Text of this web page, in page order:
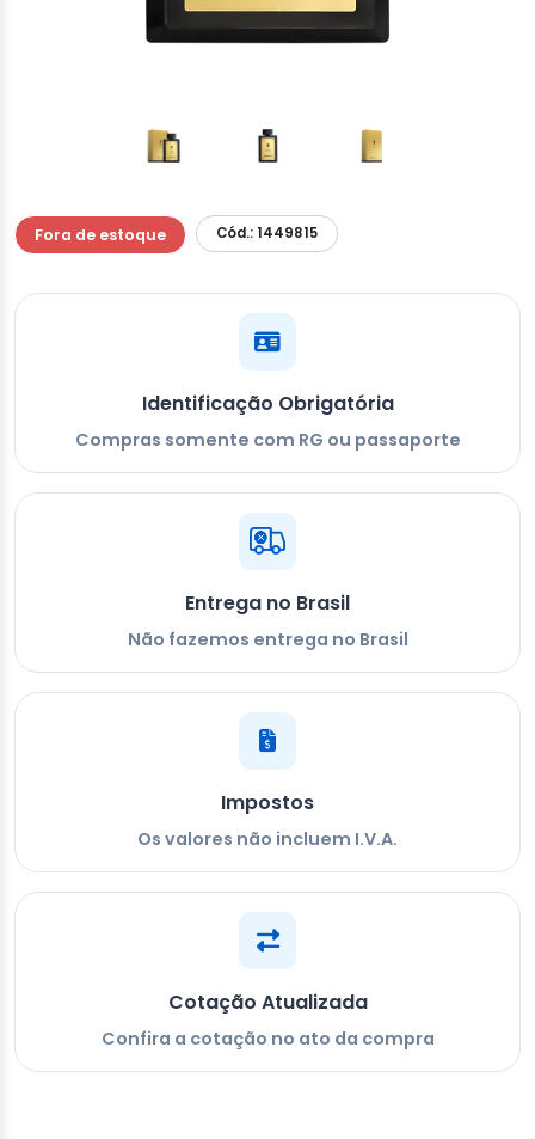
Fora de estoque Cód.: 1449815
Identificação Obrigatória
Compras somente com RG ou passaporte
Entrega no Brasil
Não fazemos entrega no Brasil
Impostos
Os valores não incluem I.V.A.
Cotação Atualizada
Confira a cotação no ato da compra